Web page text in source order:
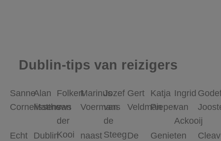
Dublin-tips van reizigers
Sanne
Cornelissens
Echt
Alan
Matthews
Dublin
Folkert
van
der
Kooi
Marinus
Voermans
naast
Jozef
van
de
Steeg
Gert
Veldman
De
Katja
Pieper
Genieten
Ingrid
van
Ackooij